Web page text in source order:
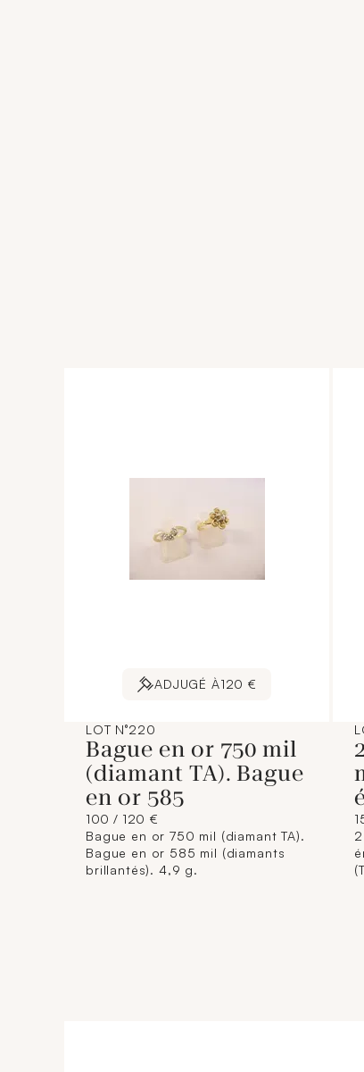
ADJUGÉ À120 €
LOT N°220
Bague en or 750 mil
(diamant TA). Bague
en or 585
100 / 120 €
Bague en or 750 mil (diamant TA).
Bague en or 585 mil (diamants
brillantés). 4,9 g.